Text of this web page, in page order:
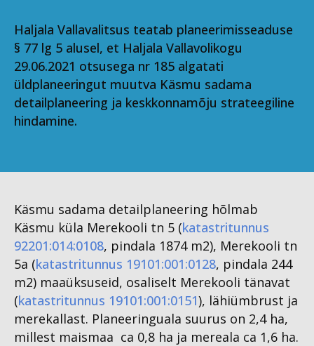
Haljala Vallavalitsus teatab planeerimisseaduse
§ 77 lg 5 alusel, et Haljala Vallavolikogu
29.06.2021 otsusega nr 185 algatati
üldplaneeringut muutva Käsmu sadama
detailplaneering ja keskkonnamõju strateegiline
hindamine.
Käsmu sadama detailplaneering hõlmab
Käsmu küla Merekooli tn 5 (katastritunnus
92201:014:0108, pindala 1874 m2), Merekooli tn
5a (katastritunnus 19101:001:0128, pindala 244
m2) maaüksuseid, osaliselt Merekooli tänavat
(katastritunnus 19101:001:0151), lähiümbrust ja
merekallast. Planeeringuala suurus on 2,4 ha,
millest maismaa ca 0,8 ha ja mereala ca 1,6 ha.